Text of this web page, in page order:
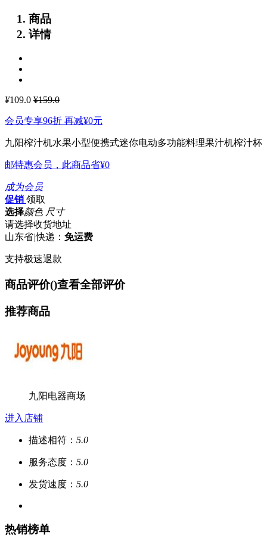
商品
详情
¥109.0 ¥159.0
会员专享96折 再减¥0元
九阳榨汁机水果小型便携式迷你电动多功能料理果汁机榨汁杯
邮特惠会员，此商品省¥0
成为会员
促销 领取
选择颜色 尺寸
请选择收货地址
山东省|快递： 免运费
支持极速退款
商品评价()查看全部评价
推荐商品
九阳电器商场
进入店铺
描述相符： 5.0
服务态度： 5.0
发货速度： 5.0
热销榜单